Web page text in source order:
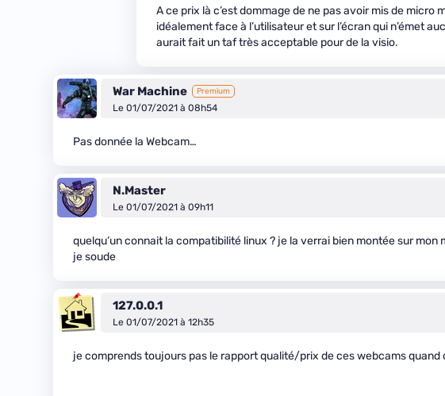
A ce prix là c’est dommage de ne pas avoir mis de
idéalement face à l’utilisateur et sur l’écran qui n’émet
aurait fait un taf très acceptable pour de la visio.
War Machine Premium
Le 01/07/2021 à 08h54
Pas donnée la Webcam…
N.Master
Le 01/07/2021 à 09h11
quelqu’un connait la compatibilité linux ? je la verrai bien montée sur
je soude
127.0.0.1
Le 01/07/2021 à 12h35
je comprends toujours pas le rapport qualité/prix de ces webcams quand